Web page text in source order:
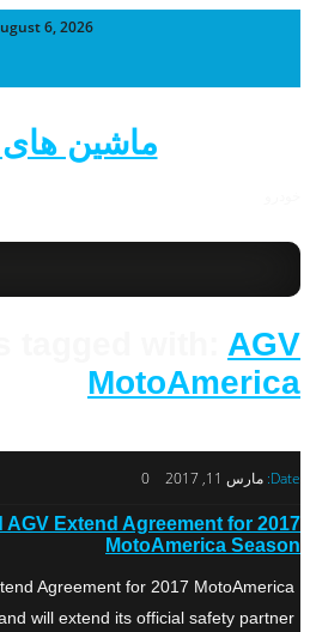
6, 2026
ماشین
AGV
MotoAmerica
Date: مارس 11, 2017 0
AGV Extend Agreement for 2017
MotoAmerica Season
Agreement for 2017 MotoAmerica
will extend its official safety partner